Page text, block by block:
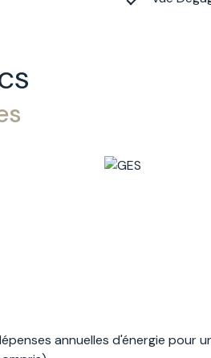
annuelles d'énergie pour